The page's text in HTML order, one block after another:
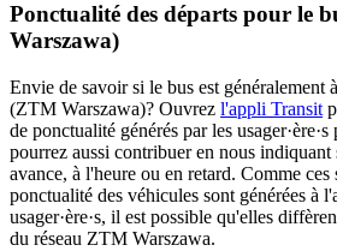
Ponctualité des départs pour le
Warszawa)
Envie de savoir si le bus est généralement
(ZTM Warszawa)? Ouvrez l'appli Transit
de ponctualité générés par les
pourrez aussi contribuer en nous indiquant
avance, à l'heure ou en retard. Comme ces
ponctualité des véhicules sont générées à
usager·ère·s, il est possible qu'elles
du réseau ZTM Warszawa.